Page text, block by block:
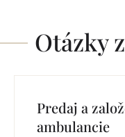
Otázky
Predaj a
ambulancie